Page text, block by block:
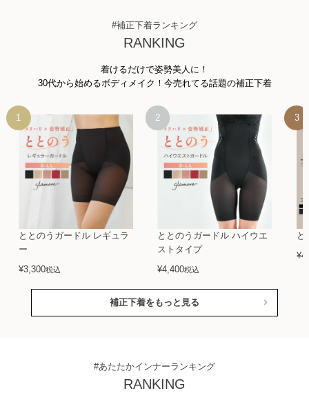
#補正下着ランキング
RANKING
着けるだけで姿勢美人に！
30代から始めるボディメイク！今売れてる話題の補正下着
ととのうガードル レギュラ
ー
¥3,300税込
ととのうガードル ハイウエ
ストタイプ
¥4,400税込
と
¥
補正下着をもっと見る
#あたたかインナーランキング
RANKING